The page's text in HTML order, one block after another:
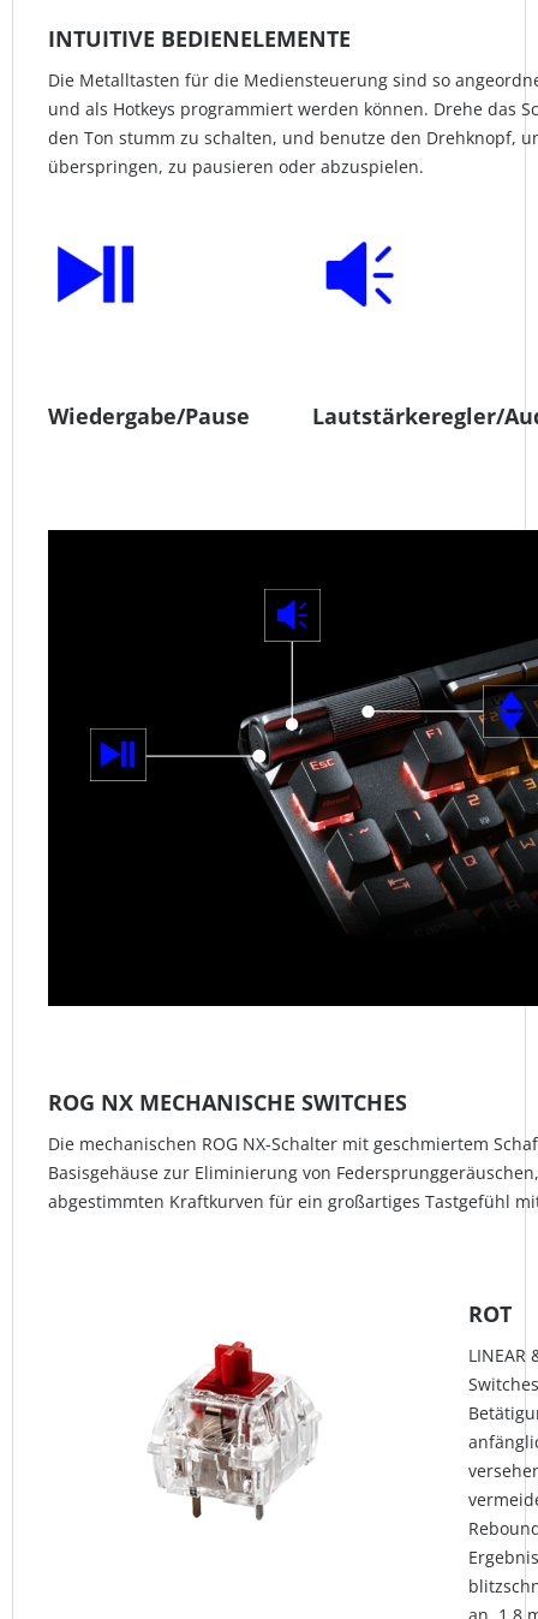
INTUITIVE BEDIENELEMENTE
Die Metalltasten für die Mediensteuerung sind so
und als Hotkeys programmiert werden können. Drehe das
den Ton stumm zu schalten, und benutze den Drehknopf,
überspringen, zu pausieren oder abzuspielen.
Wiedergabe/Pause Lautstärkeregler/
ROG NX MECHANISCHE SWITCHES
Die mechanischen ROG NX-Schalter mit geschmiertem
Basisgehäuse zur Eliminierung von
abgestimmten Kraftkurven für ein großartiges Tastgefühl
ROT
LINEAR
an. 1,8